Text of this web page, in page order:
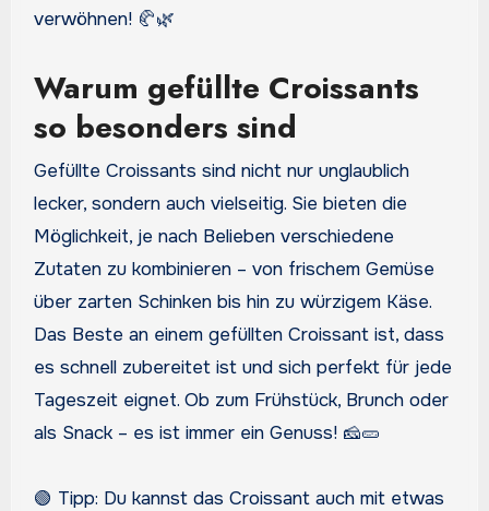
verwöhnen! 🥐🌿
Warum gefüllte Croissants
so besonders sind
Gefüllte Croissants sind nicht nur unglaublich
lecker, sondern auch vielseitig. Sie bieten die
Möglichkeit, je nach Belieben verschiedene
Zutaten zu kombinieren – von frischem Gemüse
über zarten Schinken bis hin zu würzigem Käse.
Das Beste an einem gefüllten Croissant ist, dass
es schnell zubereitet ist und sich perfekt für jede
Tageszeit eignet. Ob zum Frühstück, Brunch oder
als Snack – es ist immer ein Genuss! 🧀🥒
🟢 Tipp: Du kannst das Croissant auch mit etwas